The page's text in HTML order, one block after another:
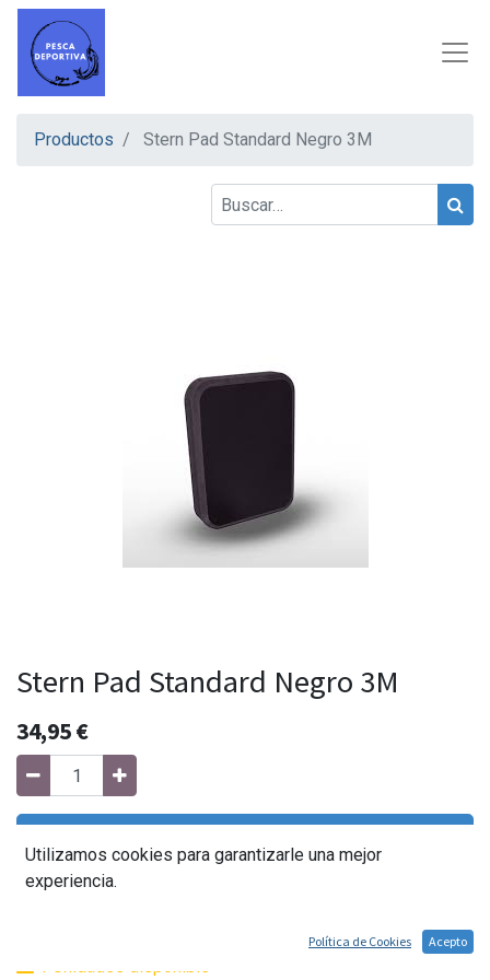
Productos Stern Pad Standard Negro 3M
Stern Pad Standard Negro 3M
34,95€
1 Unidades disponible
Utilizamos cookies para garantizarle una mejor
experiencia.
Política de Cookies Acepto